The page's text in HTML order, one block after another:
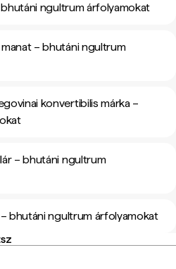
ngultrum árfolyamokat
– bhutáni ngultrum
konvertibilis márka –
– bhutáni ngultrum
bhutáni ngultrum árfolyamokat